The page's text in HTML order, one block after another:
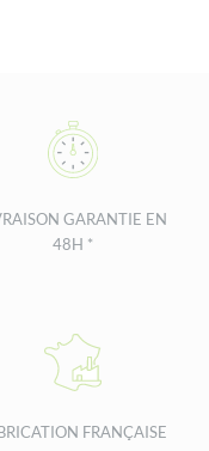
GARANTIE EN
48H *
FRANÇAISE